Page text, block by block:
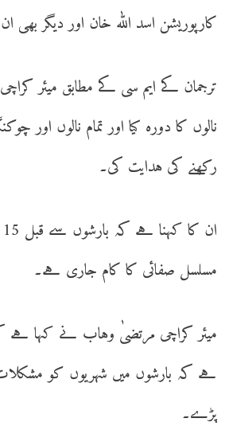
کارپوریشن اسد اللّٰہ خان اور دیگر بھی
ترجمان کے ایم سی کے مطابق میئر
نالوں کا دورہ کیا اور تمام نالوں اور
رکھنے کی ہدایت کی۔
مسلسل صفائی کا کام جاری ہے۔
میئر کراچی مرتضیٰ وہاب نے کہا
ہے کہ بارشوں میں شہریوں کو مشکلات
پڑے۔